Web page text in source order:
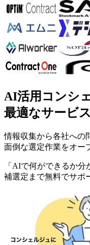
AI活用コンシ
最適なサービ
情報収集から各社への
面倒な選定作業をオー
「AIで何ができるか
補選定まで無料でサポ